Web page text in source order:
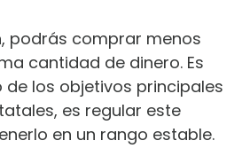
podrás comprar menos
cantidad de dinero. Es
de los objetivos principales
es regular este
en un rango estable.